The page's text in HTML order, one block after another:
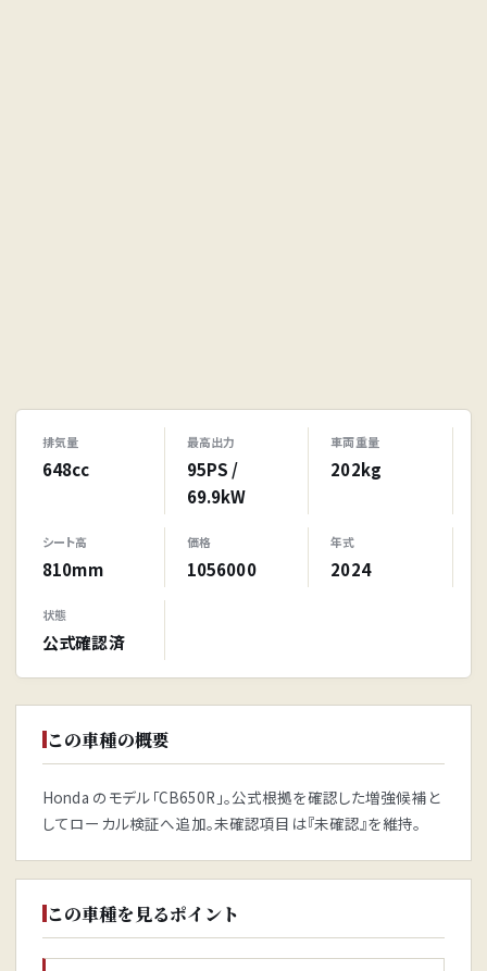
排気量
648cc
最高出力
95PS /
69.9kW
車両重量
202kg
シート高
810mm
価格
1056000
年式
2024
状態
公式確認済
この車種の概要
Honda のモデル「CB650R」。公式根拠を確認した増強候補と
してローカル検証へ追加。未確認項目は『未確認』を維持。
この車種を見るポイント